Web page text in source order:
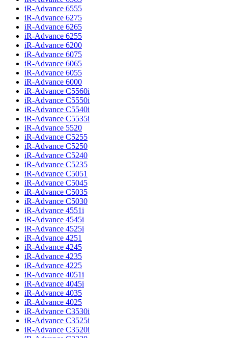
iR-Advance 6555
iR-Advance 6275
iR-Advance 6265
iR-Advance 6255
iR-Advance 6200
iR-Advance 6075
iR-Advance 6065
iR-Advance 6055
iR-Advance 6000
iR-Advance C5560i
iR-Advance C5550i
iR-Advance C5540i
iR-Advance C5535i
iR-Advance 5520
iR-Advance C5255
iR-Advance C5250
iR-Advance C5240
iR-Advance C5235
iR-Advance C5051
iR-Advance C5045
iR-Advance C5035
iR-Advance C5030
iR-Advance 4551i
iR-Advance 4545i
iR-Advance 4525i
iR-Advance 4251
iR-Advance 4245
iR-Advance 4235
iR-Advance 4225
iR-Advance 4051i
iR-Advance 4045i
iR-Advance 4035
iR-Advance 4025
iR-Advance C3530i
iR-Advance C3525i
iR-Advance C3520i